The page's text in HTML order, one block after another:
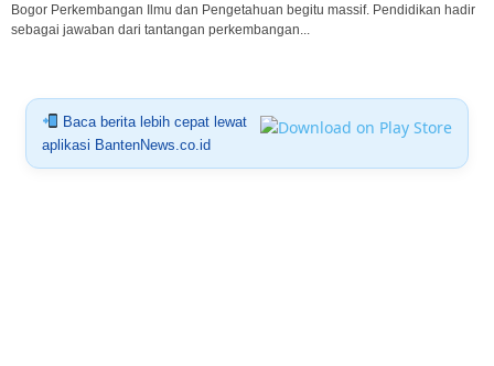
Bogor Perkembangan Ilmu dan Pengetahuan begitu massif. Pendidikan hadir
sebagai jawaban dari tantangan perkembangan...
Baca berita lebih cepat lewat
aplikasi BantenNews.co.id